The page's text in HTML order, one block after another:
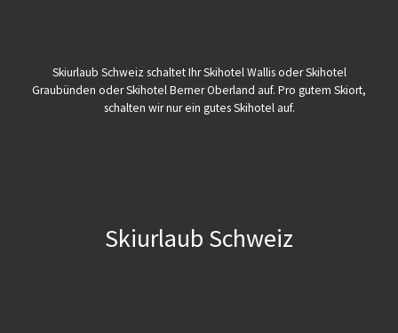
Skiurlaub Schweiz schaltet Ihr Skihotel Wallis oder Skihotel
Graubünden oder Skihotel Berner Oberland auf. Pro gutem Skiort,
schalten wir nur ein gutes Skihotel auf.
Skiurlaub Schweiz